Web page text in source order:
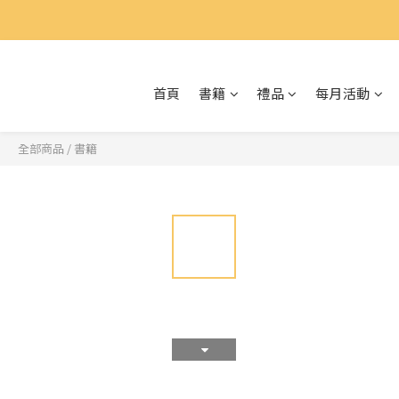
首頁 書籍 禮品 每月活動
全部商品 / 書籍